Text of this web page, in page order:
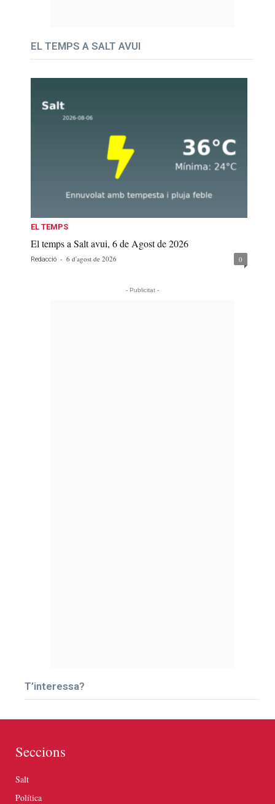
EL TEMPS A SALT AVUI
EL TEMPS
El temps a Salt avui, 6 de Agost de 2026
Redacció - 6 d'agost de 2026 0
- Publicitat -
T’interessa?
Seccions
Salt
Política